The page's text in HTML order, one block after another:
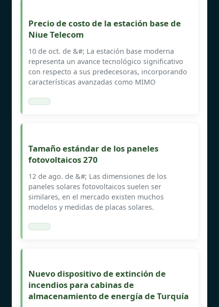
Precio de costo de la estación base de
Niue Telecom
10 de oct. de &#; La estación base moderna
representa un avance tecnológico significativo
con respecto a sus predecesoras, incorporando
características avanzadas como MIMO
Tamaño estándar de los paneles
fotovoltaicos 270
12 de ago. de &#; Las dimensiones de los
paneles solares fotovoltaicos suelen ser
similares, en el mercado existen muchos
modelos y medidas de placas solares.
Nuevo dispositivo de extinción de
incendios para cabinas de
almacenamiento de energía de Turquía